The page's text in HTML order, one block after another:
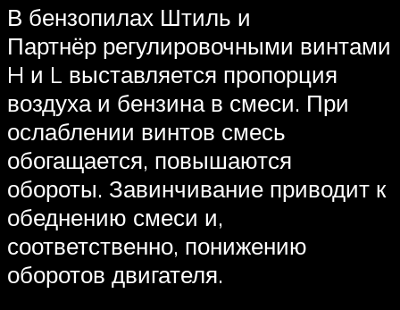
В бензопилах Штиль и
Партнёр регулировочными винтами
H и L выставляется пропорция
воздуха и бензина в смеси. При
ослаблении винтов смесь
обогащается, повышаются
обороты. Завинчивание приводит к
обеднению смеси и,
соответственно, понижению
оборотов двигателя.